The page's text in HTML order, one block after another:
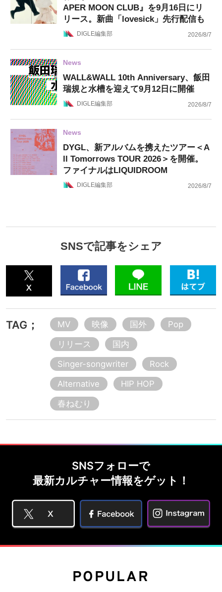
APER MOON CLUB』を9月16日にリ
リース。新曲「lovesick」先行配信も
DIGLE編集部 2026/8/7
News
WALL&WALL 10th Anniversary、飯田
瑞規と水槽を迎えて9月12日に開催
DIGLE編集部 2026/8/7
News
DYGL、新アルバムを携えたツアー＜A
ll Tomorrows TOUR 2026＞を開催。
ファイナルはLIQUIDROOM
DIGLE編集部 2026/8/7
SNSで記事をシェア
TAG； MV 映像 国外
Pop
リリース
国内
Singer-songwriter
Rock
Alternative
HIP HOP
春ねむり
SNSフォローで
最新カルチャー情報をゲット！
POPULAR